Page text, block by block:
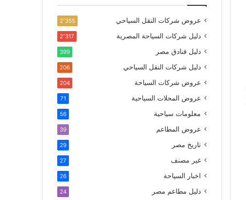
عروض شركات النقل السياحي 2٬355
دليل شركات السياحة المصرية 2٬317
دليل فنادق مصر 399
دليل شركات النقل السياحي 206
عروض شركات السياحة 204
عروض المحلات السياحية 71
معلومات سياحية 56
عروض المطاعم 39
تاريخ مصر 29
غير مصنف 27
اخبار السياحة 26
دليل مطاعم مصر 24